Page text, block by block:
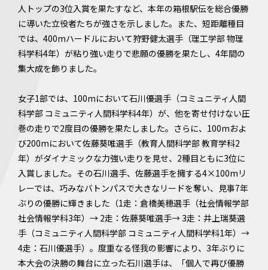
人トップの3位入賞を果たすなど、本年の箱根駅伝を総合優勝
に導いた立役者たちが強さを示しました。また、短距離種目
では、400mハードルにおいて狩野健太選手（理工学部 物理
科学科4年）が粘り強い走りで悲願の優勝を果たし、4年間の
集大成を飾りました。
女子1部では、100mにおいて石川優選手（コミュニティ人間
科学部 コミュニティ人間科学科4年）が、他を寄せ付けない圧
巻の走りで2度目の優勝を果たしました。さらに、100mおよ
び200mにおいて佐藤葵唯選手（教育人間科学部 教育学科2
年）がダイナミックな力強い走りを見せ、2種目ともに3位に
入賞しました。その石川選手、佐藤選手を擁する4×100mリ
レーでは、巧みなバトンパスで大きなリードを奪い、見事7年
ぶりの優勝に輝きました（1走：倉橋美穂選手（社会情報学部
社会情報学科3年）→ 2走：佐藤葵唯選手→ 3走：井上瑞葵選
手（コミュニティ人間科学部 コミュニティ人間科学科1年）→
4走：石川優選手）。度重なる怪我の影響により、3年ぶりに
本大会の決勝の舞台に立った石川選手は、「個人で再び優勝